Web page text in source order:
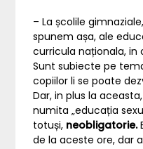
– La școlile
spunem așa, ale
curricula naționala, in
Sunt subiecte pe
copiilor li se poate
Dar, in plus la
numita „educația
totuși, neobligatorie.
de la aceste ore, dar